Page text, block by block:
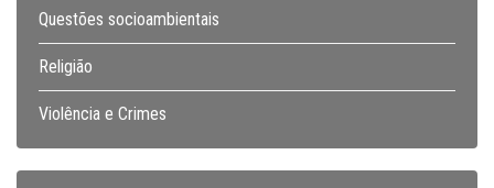
Questões socioambientais
Religião
Violência e Crimes